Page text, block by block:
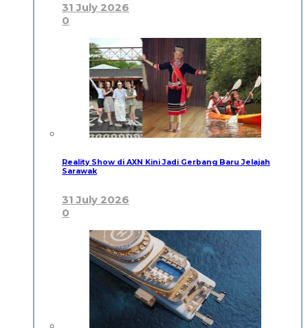
31 July 2026
0
Reality Show di AXN Kini Jadi Gerbang Baru Jelajah
Sarawak
31 July 2026
0